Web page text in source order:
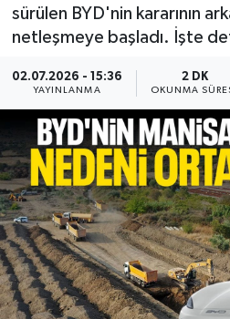
sürülen BYD'nin kararının
netleşmeye başladı. İşte
02.07.2026 - 15:36
YAYINLANMA
2 DK
OKUNMA
Resmi İlan
Spor
Türkiye
Yaşam
Son Dakika Haberleri